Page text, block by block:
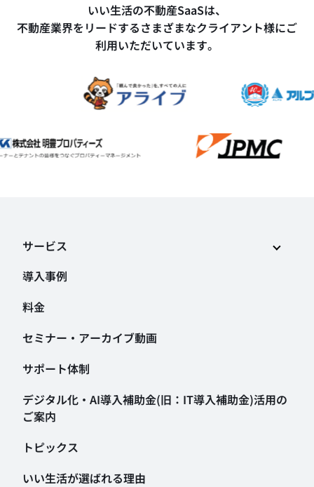
いい生活の不動産SaaSは、
不動産業界をリードするさまざまなクライアント様にご
利用いただいています。
導入事例
料金
セミナー・アーカイブ動画
サポート体制
デジタル化・AI導入補助金(旧：IT導入補助金)活用の
ご案内
トピックス
いい生活が選ばれる理由
サービス